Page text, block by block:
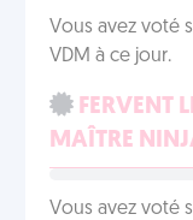
Vous avez voté
VDM à ce jour.
FERVENT
MAÎTRE
Vous avez voté